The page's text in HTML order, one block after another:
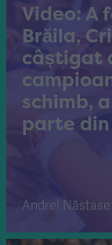
Video: A
Brăila,
câștigat
schimb,
parte
Andrei Năstase